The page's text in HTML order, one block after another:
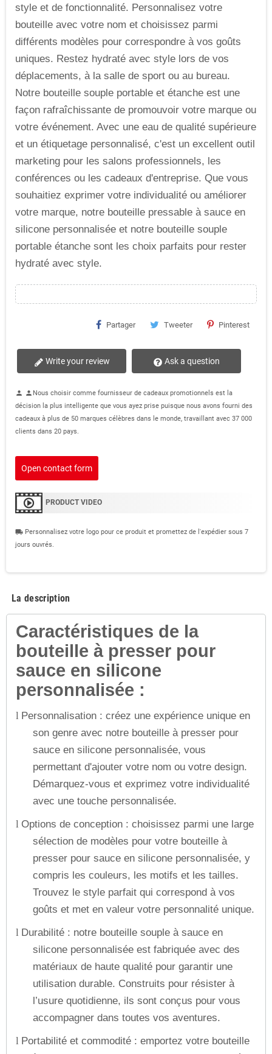
style et de fonctionnalité. Personnalisez votre
bouteille avec votre nom et choisissez parmi
différents modèles pour correspondre à vos goûts
uniques. Restez hydraté avec style lors de vos
déplacements, à la salle de sport ou au bureau.
Notre bouteille souple portable et étanche est une
façon rafraîchissante de promouvoir votre marque ou
votre événement. Avec une eau de qualité supérieure
et un étiquetage personnalisé, c'est un excellent outil
marketing pour les salons professionnels, les
conférences ou les cadeaux d'entreprise. Que vous
souhaitiez exprimer votre individualité ou améliorer
votre marque, notre bouteille pressable à sauce en
silicone personnalisée et notre bouteille souple
portable étanche sont les choix parfaits pour rester
hydraté avec style.
Partager Tweeter Pinterest
Write your review Ask a question
person personNous choisir comme fournisseur de cadeaux promotionnels est la
décision la plus intelligente que vous ayez prise puisque nous avons fourni des
cadeaux à plus de 50 marques célèbres dans le monde, travaillant avec 37 000
clients dans 20 pays.
Open contact form
PRODUCT VIDEO
local_shipping Personnalisez votre logo pour ce produit et promettez de l'expédier sous 7
jours ouvrés.
La description
Caractéristiques de la
bouteille à presser pour
sauce en silicone
personnalisée :
l Personnalisation : créez une expérience unique en
son genre avec notre bouteille à presser pour
sauce en silicone personnalisée, vous
permettant d'ajouter votre nom ou votre design.
Démarquez-vous et exprimez votre individualité
avec une touche personnalisée.
l Options de conception : choisissez parmi une large
sélection de modèles pour votre bouteille à
presser pour sauce en silicone personnalisée, y
compris les couleurs, les motifs et les tailles.
Trouvez le style parfait qui correspond à vos
goûts et met en valeur votre personnalité unique.
l Durabilité : notre bouteille souple à sauce en
silicone personnalisée est fabriquée avec des
matériaux de haute qualité pour garantir une
utilisation durable. Construits pour résister à
l’usure quotidienne, ils sont conçus pour vous
accompagner dans toutes vos aventures.
l Portabilité et commodité : emportez votre bouteille